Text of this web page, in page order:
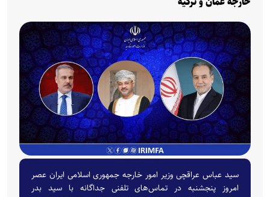
سید عباس عراقچی وزیر امور خارجه جمهوری اسلامی ایران عصر
امروز پنجشنبه در تماس‌های تلفنی جداگانه با سید بدر